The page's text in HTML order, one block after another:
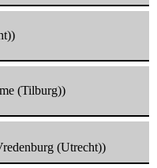
(Tilburg))
(Utrecht))